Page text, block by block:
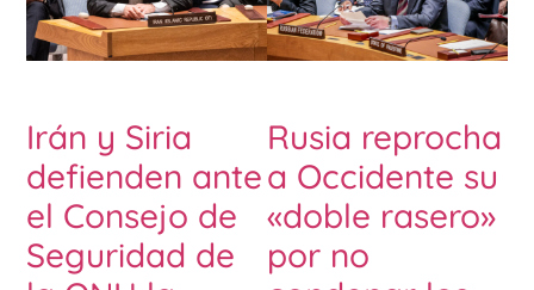
Irán y Siria
defienden ante
el Consejo de
Seguridad de
Rusia reprocha
a Occidente su
«doble rasero»
por no